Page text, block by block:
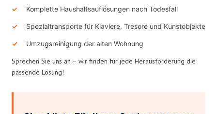
Komplette Haushaltsauflösungen nach Todesfall
Spezialtransporte für Klaviere, Tresore und Kunstobjekte
Umzugsreinigung der alten Wohnung
Sprechen Sie uns an – wir finden für jede Herausforderung die
passende Lösung!